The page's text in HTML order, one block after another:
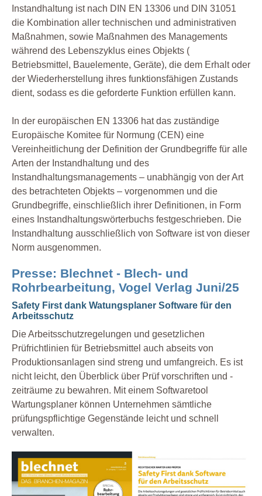
Instandhaltung ist nach DIN EN 13306 und DIN 31051
die Kombination aller technischen und administrativen
Maßnahmen, sowie Maßnahmen des Managements
während des Lebenszyklus eines Objekts (
Betriebsmittel, Bauelemente, Geräte), die dem Erhalt oder
der Wiederherstellung ihres funktionsfähigen Zustands
dient, sodass es die geforderte Funktion erfüllen kann.
In der europäischen EN 13306 hat das zuständige
Europäische Komitee für Normung (CEN) eine
Vereinheitlichung der Definition der Grundbegriffe für alle
Arten der Instandhaltung und des
Instandhaltungsmanagements – unabhängig von der Art
des betrachteten Objekts – vorgenommen und die
Grundbegriffe, einschließlich ihrer Definitionen, in Form
eines Instandhaltungswörterbuchs festgeschrieben. Die
Instandhaltung ausschließlich von Software ist von dieser
Norm ausgenommen.
Presse: Blechnet - Blech- und
Rohrbearbeitung, Vogel Verlag Juni/25
Safety First dank Watungsplaner Software für den
Arbeitsschutz
Die Arbeitsschutzregelungen und gesetzlichen
Prüfrichtlinien für Betriebsmittel auch abseits von
Produktionsanlagen sind streng und umfangreich. Es ist
nicht leicht, den Überblick über Prüf vorschriften und -
zeiträume zu bewahren. Mit einem Softwaretool
Wartungsplaner können Unternehmen sämtliche
prüfungspflichtige Gegenstände leicht und schnell
verwalten.